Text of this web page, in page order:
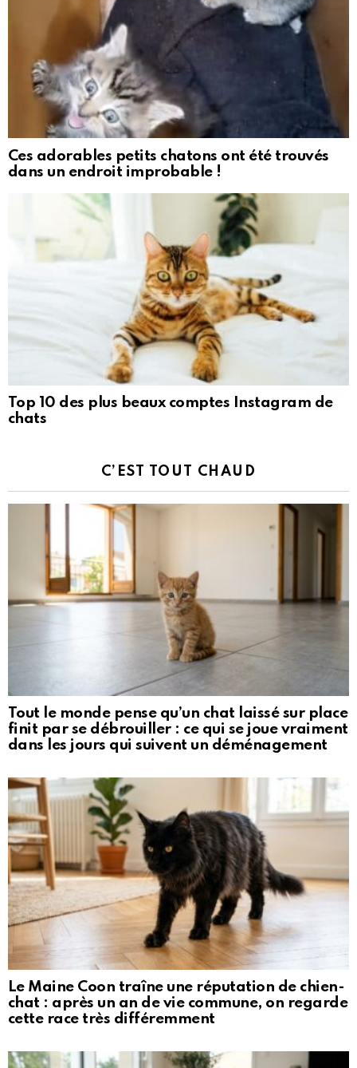
Ces adorables petits chatons ont été trouvés
dans un endroit improbable !
Top 10 des plus beaux comptes Instagram de
chats
C’EST TOUT CHAUD
Tout le monde pense qu’un chat laissé sur place
finit par se débrouiller : ce qui se joue vraiment
dans les jours qui suivent un déménagement
Le Maine Coon traîne une réputation de chien-
chat : après un an de vie commune, on regarde
cette race très différemment